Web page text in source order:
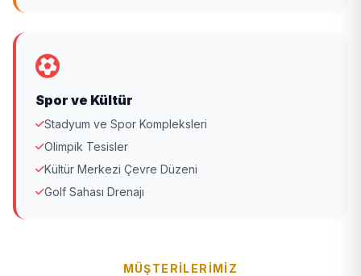
Spor ve Kültür
Stadyum ve Spor Kompleksleri
Olimpik Tesisler
Kültür Merkezi Çevre Düzeni
Golf Sahası Drenajı
MÜŞTERILERIMIZ